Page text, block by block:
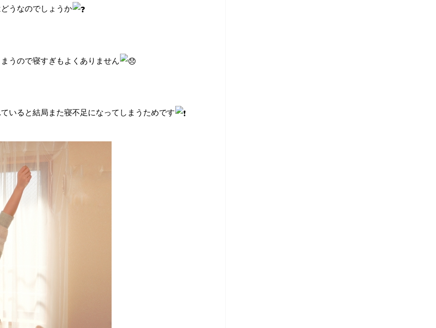
うなのでしょうか
うので寝すぎもよくありません
いると結局また寝不足になってしまうためです